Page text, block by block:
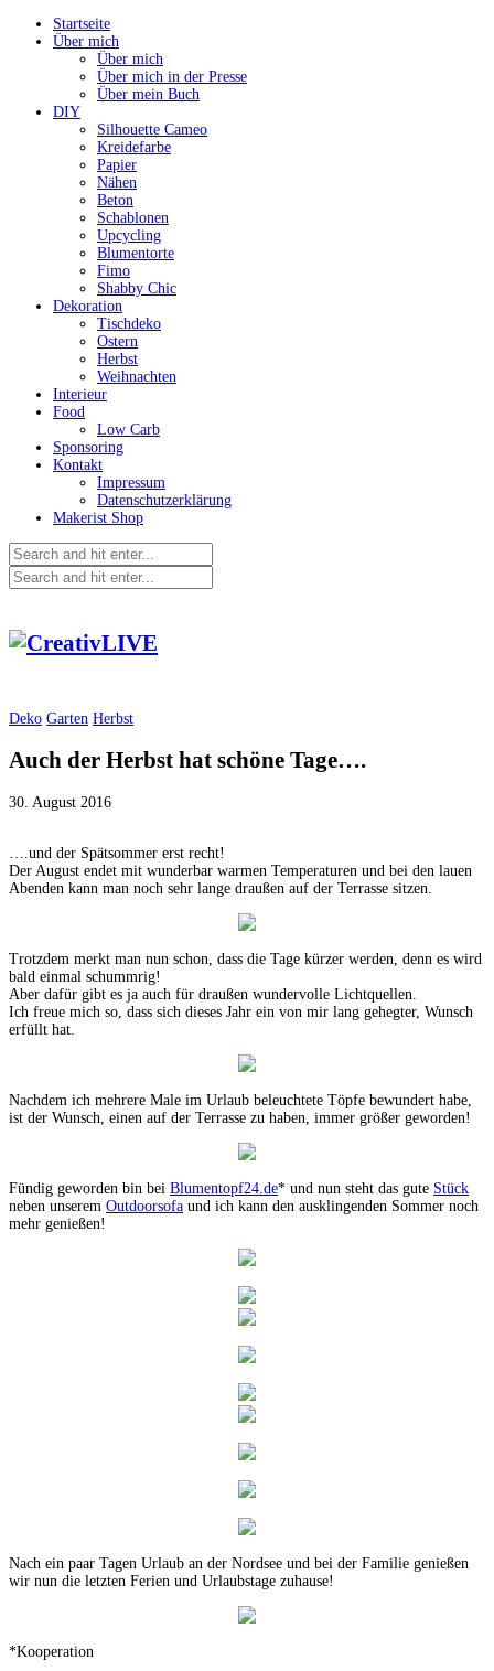
Startseite
Über mich
Über mich
Über mich in der Presse
Über mein Buch
DIY
Silhouette Cameo
Kreidefarbe
Papier
Nähen
Beton
Schablonen
Upcycling
Blumentorte
Fimo
Shabby Chic
Dekoration
Tischdeko
Ostern
Herbst
Weihnachten
Interieur
Food
Low Carb
Sponsoring
Kontakt
Impressum
Datenschutzerklärung
Makerist Shop
Deko Garten Herbst
Auch der Herbst hat schöne Tage….
30. August 2016
….und der Spätsommer erst recht!
Der August endet mit wunderbar warmen Temperaturen und bei den lauen
Abenden kann man noch sehr lange draußen auf der Terrasse sitzen.
Trotzdem merkt man nun schon, dass die Tage kürzer werden, denn es wird
bald einmal schummrig!
Aber dafür gibt es ja auch für draußen wundervolle Lichtquellen.
Ich freue mich so, dass sich dieses Jahr ein von mir lang gehegter, Wunsch
erfüllt hat.
Nachdem ich mehrere Male im Urlaub beleuchtete Töpfe bewundert habe,
ist der Wunsch, einen auf der Terrasse zu haben, immer größer geworden!
Fündig geworden bin bei Blumentopf24.de* und nun steht das gute Stück
neben unserem Outdoorsofa und ich kann den ausklingenden Sommer noch
mehr genießen!
Nach ein paar Tagen Urlaub an der Nordsee und bei der Familie genießen
wir nun die letzten Ferien und Urlaubstage zuhause!
*Kooperation